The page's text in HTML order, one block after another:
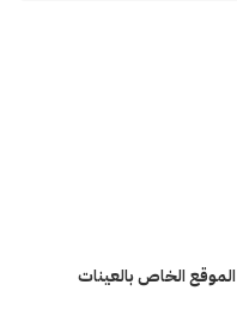
الخاص بالعينات